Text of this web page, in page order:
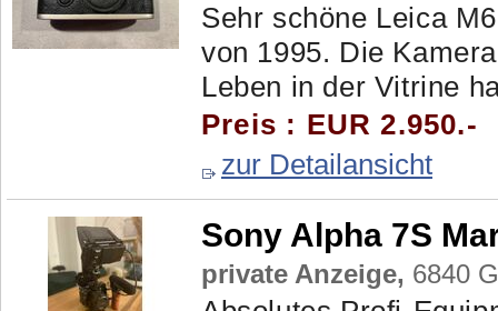
Sehr schöne Leica
von 1995. Die
Leben in der Vitrine
Preis : EUR 2.950.-
zur Detailansicht
Sony Alpha 7S
private Anzeige, 6840